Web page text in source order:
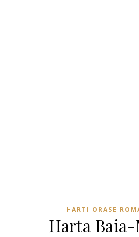
HARTI ORASE
Harta